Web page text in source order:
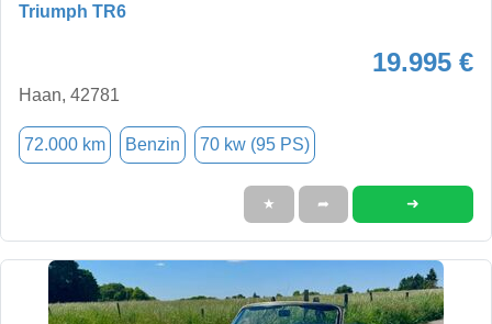
Triumph TR6
19.995 €
Haan, 42781
72.000 km Benzin 70 kw (95 PS)
★ ➦ ➜